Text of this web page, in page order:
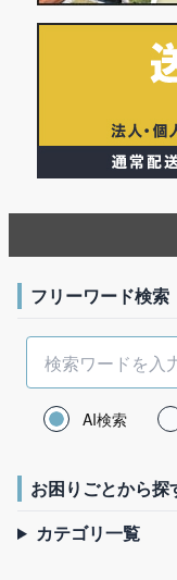
フリーワード検索
AI検索
お困りごとから探
カテゴリ一覧